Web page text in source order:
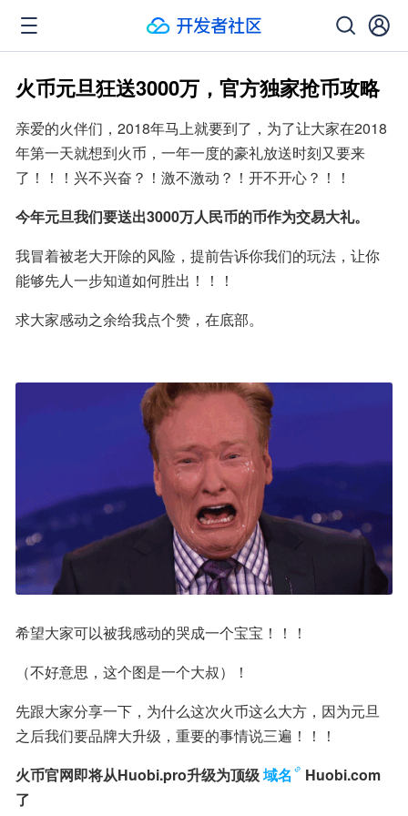
火币元旦狂送3000万，官方独家抢币攻略
亲爱的火伴们，2018年马上就要到了，为了让大家在2018
年第一天就想到火币，一年一度的豪礼放送时刻又要来
了！！！兴不兴奋？！激不激动？！开不开心？！！
今年元旦我们要送出3000万人民币的币作为交易大礼。
我冒着被老大开除的风险，提前告诉你我们的玩法，让你
能够先人一步知道如何胜出！！！
求大家感动之余给我点个赞，在底部。
希望大家可以被我感动的哭成一个宝宝！！！
（不好意思，这个图是一个大叔）！
先跟大家分享一下，为什么这次火币这么大方，因为元旦
之后我们要品牌大升级，重要的事情说三遍！！！
火币官网即将从Huobi.pro升级为顶级域名
Huobi.com
了